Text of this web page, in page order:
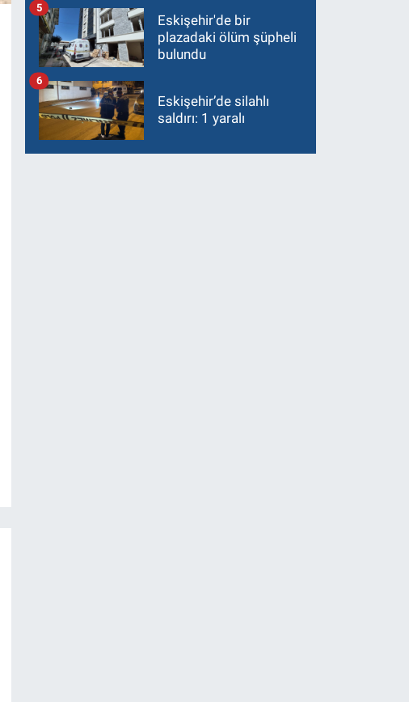
Eskişehir'de bir
plazadaki ölüm şüpheli
bulundu
5
Eskişehir’de silahlı
saldırı: 1 yaralı
6